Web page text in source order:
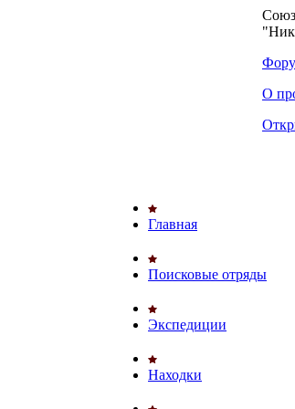
О
Главная
Поисковые отряды
Экспедиции
Находки